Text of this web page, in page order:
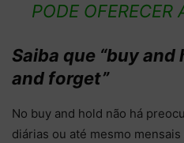
PODE OFERECER
Saiba que “buy and
and forget”
No buy and hold não há
diárias ou até mesmo